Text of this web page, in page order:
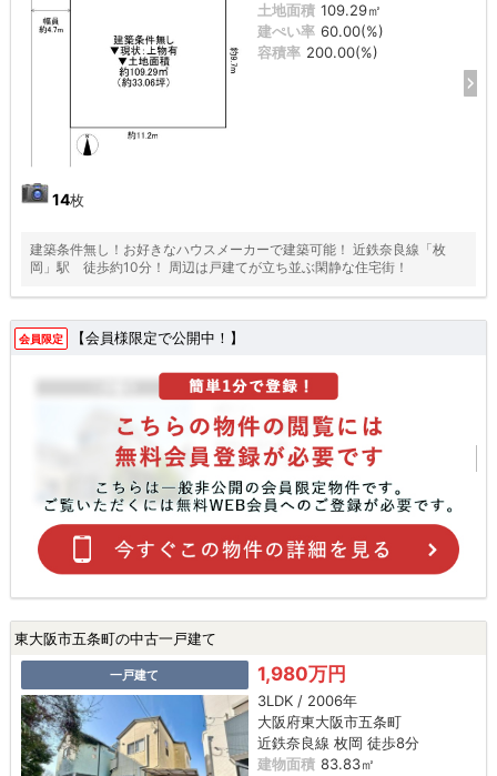
14枚
土地面積 109.29㎡
建ぺい率 60.00(%)
容積率 200.00(%)
建築条件無し！お好きなハウスメーカーで建築可能！ 近鉄奈良線「枚
岡」駅 徒歩約10分！ 周辺は戸建てが立ち並ぶ閑静な住宅街！
会員限定 【会員様限定で公開中！】
東大阪市五条町の中古一戸建て
一戸建て 1,980万円
3LDK / 2006年
大阪府東大阪市五条町
近鉄奈良線 枚岡 徒歩8分
建物面積 83.83㎡